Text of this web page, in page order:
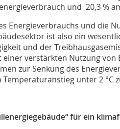
und 20,3 %
Energieverbrauchs und die
ist also ein
und der
einer verstärkten Nutzung von
zur Senkung des
unter 2 °C
für ein